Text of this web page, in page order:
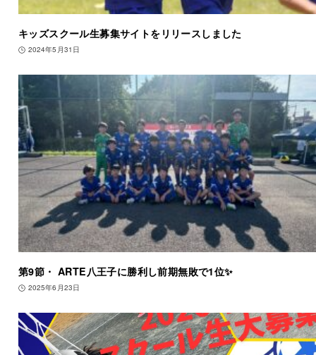
キッズスクール生募集サイトをリリースしました
2024年5月31日
第9節・ ARTE八王子に勝利し前期無敗で1位✨
2025年6月23日